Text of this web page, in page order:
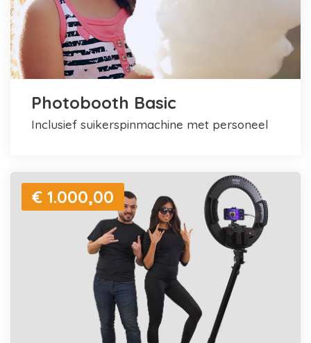
Photobooth Basic
inclusief suikerspinmachine met personeel
€ 1.000,00